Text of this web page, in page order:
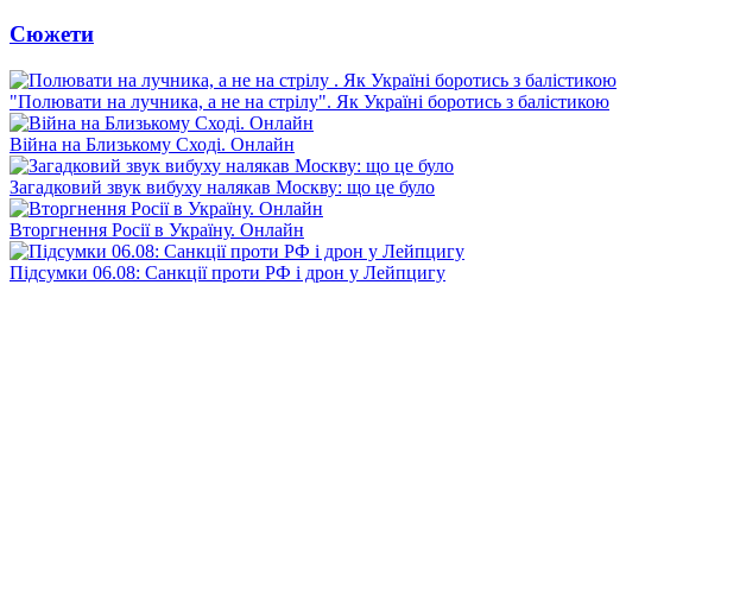
Сюжети
"Полювати на лучника, а не на стрілу". Як Україні боротись з балістикою
Війна на Близькому Сході. Онлайн
Загадковий звук вибуху налякав Москву: що це було
Вторгнення Росії в Україну. Онлайн
Підсумки 06.08: Санкції проти РФ і дрон у Лейпцигу